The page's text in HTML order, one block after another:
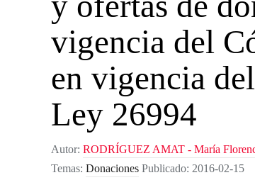
vigencia del
en vigencia
Ley 26994
Autor: RODRÍGUEZ AMAT - María
Temas: Donaciones Publicado: 2016-02-15